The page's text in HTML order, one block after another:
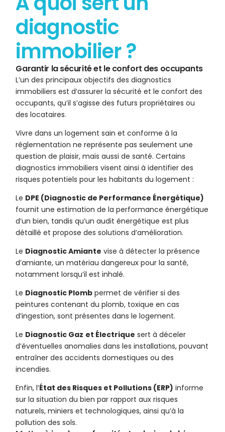
diagnostic
immobilier ?
Garantir la sécurité et le confort des occupants
L’un des principaux objectifs des diagnostics
immobiliers est d’assurer la sécurité et le confort des
occupants, qu’il s’agisse des futurs propriétaires ou
des locataires.
Vivre dans un logement sain et conforme à la
réglementation ne représente pas seulement une
question de plaisir, mais aussi de santé. Certains
diagnostics immobiliers visent ainsi à identifier des
risques potentiels pour les habitants du logement :
Le DPE (Diagnostic de Performance Énergétique)
fournit une estimation de la performance énergétique
d’un bien, tandis qu’un audit énergétique est plus
détaillé et propose des solutions d’amélioration.
Le Diagnostic Amiante vise à détecter la présence
d’amiante, un matériau dangereux pour la santé,
notamment lorsqu’il est inhalé.
Le Diagnostic Plomb permet de vérifier si des
peintures contenant du plomb, toxique en cas
d’ingestion, sont présentes dans le logement.
Le Diagnostic Gaz et Électrique sert à déceler
d’éventuelles anomalies dans les installations, pouvant
entraîner des accidents domestiques ou des
incendies.
Enfin, l’État des Risques et Pollutions (ERP) informe
sur la situation du bien par rapport aux risques
naturels, miniers et technologiques, ainsi qu’à la
pollution des sols.